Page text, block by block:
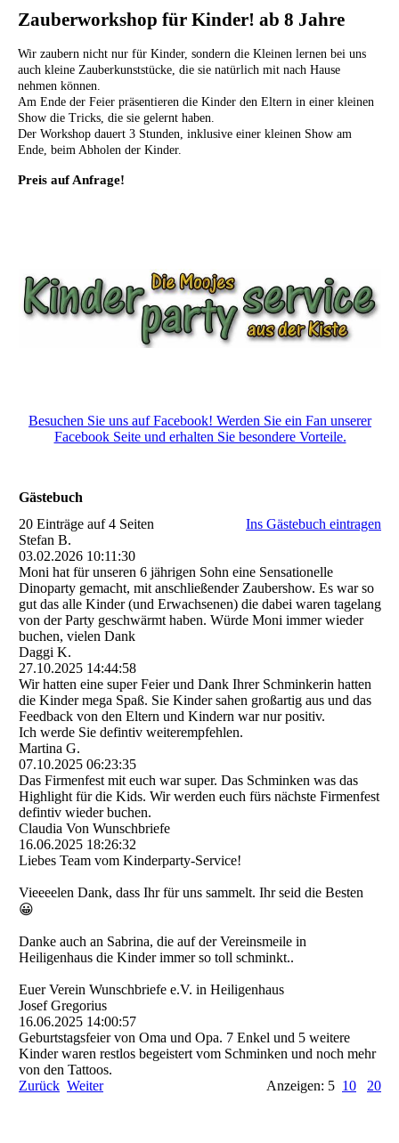
Zauberworkshop für Kinder! ab 8 Jahre
Wir zaubern nicht nur für Kinder, sondern die Kleinen lernen bei uns
auch kleine Zauberkunststücke, die sie natürlich mit nach Hause
nehmen können.
Am Ende der Feier präsentieren die Kinder den Eltern in einer kleinen
Show die Tricks, die sie gelernt haben.
Der Workshop dauert 3 Stunden, inklusive einer kleinen Show am
Ende, beim Abholen der Kinder.
Preis auf Anfrage!
Besuchen Sie uns auf Facebook! Werden Sie ein Fan unserer
Facebook Seite und erhalten Sie besondere Vorteile.
Gästebuch
20 Einträge auf 4 Seiten
Ins Gästebuch eintragen
Stefan B.
03.02.2026 10:11:30
Moni hat für unseren 6 jährigen Sohn eine Sensationelle
Dinoparty gemacht, mit anschließender Zaubershow. Es war so
gut das alle Kinder (und Erwachsenen) die dabei waren tagelang
von der Party geschwärmt haben. Würde Moni immer wieder
buchen, vielen Dank
Daggi K.
27.10.2025 14:44:58
Wir hatten eine super Feier und Dank Ihrer Schminkerin hatten
die Kinder mega Spaß. Sie Kinder sahen großartig aus und das
Feedback von den Eltern und Kindern war nur positiv.
Ich werde Sie defintiv weiterempfehlen.
Martina G.
07.10.2025 06:23:35
Das Firmenfest mit euch war super. Das Schminken was das
Highlight für die Kids. Wir werden euch fürs nächste Firmenfest
defintiv wieder buchen.
Claudia Von Wunschbriefe
16.06.2025 18:26:32
Liebes Team vom Kinderparty-Service!
Vieeeelen Dank, dass Ihr für uns sammelt. Ihr seid die Besten
😀
Danke auch an Sabrina, die auf der Vereinsmeile in
Heiligenhaus die Kinder immer so toll schminkt..
Euer Verein Wunschbriefe e.V. in Heiligenhaus
Josef Gregorius
16.06.2025 14:00:57
Geburtstagsfeier von Oma und Opa. 7 Enkel und 5 weitere
Kinder waren restlos begeistert vom Schminken und noch mehr
von den Tattoos.
Zurück Weiter Anzeigen: 5 10 20